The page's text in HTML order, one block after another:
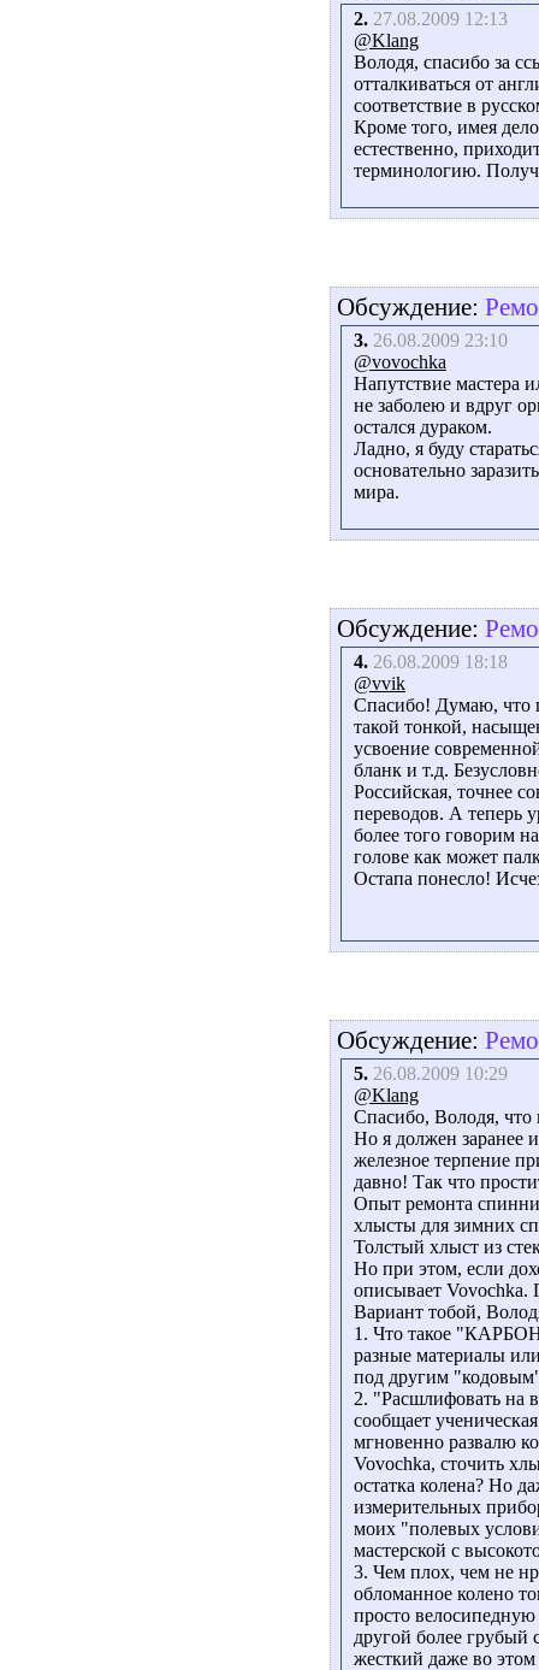
2. 27.08.2009 12:13
@Klang
Володя, спасибо за
отталкиваться от
соответствие в
Кроме того, имея
естественно,
терминологию.
Обсуждение:
3. 26.08.2009 23:10
@vovochka
Напутствие мастера
не заболею и вдруг
остался дураком.
Ладно, я буду
основательно
мира.
Обсуждение:
4. 26.08.2009 18:18
@vvik
Спасибо! Думаю, что
такой тонкой,
усвоение
бланк и т.д.
Российская, точнее
переводов. А теперь
более того говорим
голове как может
Остапа понесло!
Обсуждение:
5. 26.08.2009 10:29
@Klang
Спасибо, Володя, что
Но я должен заранее
железное терпение
давно! Так что
Опыт ремонта
хлысты для зимних
Толстый хлыст из
Но при этом, если
описывает Vovochka.
Вариант тобой,
1. Что такое
разные материалы
под другим
2. "Расшлифовать на
сообщает
мгновенно развалю
Vovochka, сточить
остатка колена? Но
измерительных
моих "полевых
мастерской с
3. Чем плох, чем не
обломанное колено
просто велосипедную
другой более грубый
жесткий даже во